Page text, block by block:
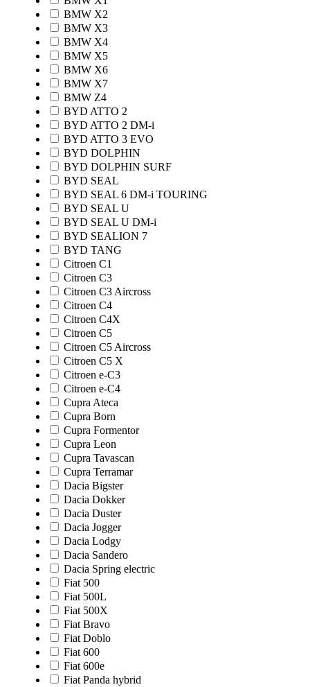
BMW X2
BMW X3
BMW X4
BMW X5
BMW X6
BMW X7
BMW Z4
BYD ATTO 2
BYD ATTO 2 DM-i
BYD ATTO 3 EVO
BYD DOLPHIN
BYD DOLPHIN SURF
BYD SEAL
BYD SEAL 6 DM-i TOURING
BYD SEAL U
BYD SEAL U DM-i
BYD SEALION 7
BYD TANG
Citroen C1
Citroen C3
Citroen C3 Aircross
Citroen C4
Citroen C4X
Citroen C5
Citroen C5 Aircross
Citroen C5 X
Citroen e-C3
Citroen e-C4
Cupra Ateca
Cupra Born
Cupra Formentor
Cupra Leon
Cupra Tavascan
Cupra Terramar
Dacia Bigster
Dacia Dokker
Dacia Duster
Dacia Jogger
Dacia Lodgy
Dacia Sandero
Dacia Spring electric
Fiat 500
Fiat 500L
Fiat 500X
Fiat Bravo
Fiat Doblo
Fiat 600
Fiat 600e
Fiat Panda hybrid